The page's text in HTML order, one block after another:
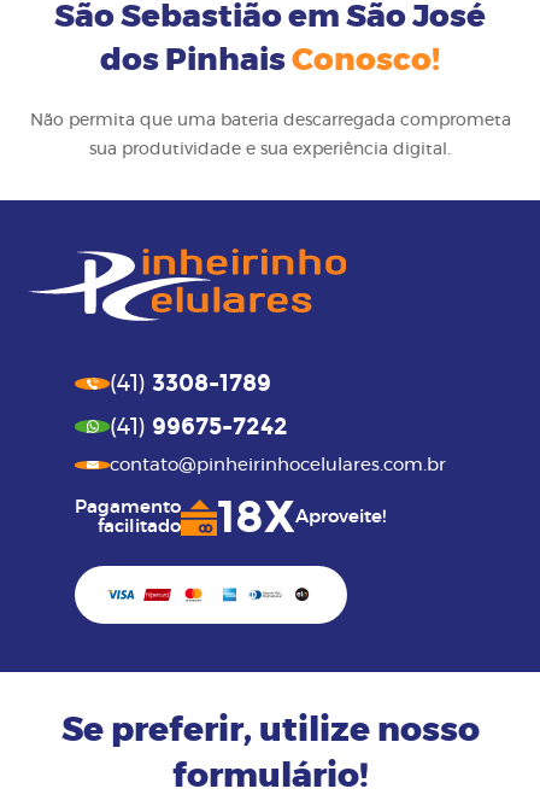
São Sebastião em São José
dos PinhaisConosco!
Não permita que uma bateria descarregada comprometa
sua produtividade e sua experiência digital.
(41) 3308-1789
(41) 99675-7242
contato@pinheirinhocelulares.com.br
Pagamento
facilitado
18XAproveite!
Se preferir, utilize nosso
formulário!